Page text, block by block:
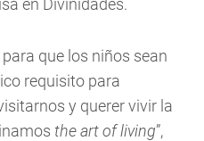
que los niños sean
requisito para
y querer vivir la
the art of living”,